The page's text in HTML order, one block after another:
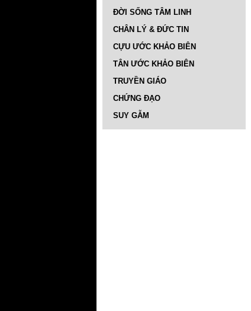
ĐỜI SỐNG TÂM LINH
CHÂN LÝ & ĐỨC TIN
CỰU ƯỚC KHẢO BIÊN
TÂN ƯỚC KHẢO BIÊN
TRUYỀN GIÁO
CHỨNG ĐẠO
SUY GẪM